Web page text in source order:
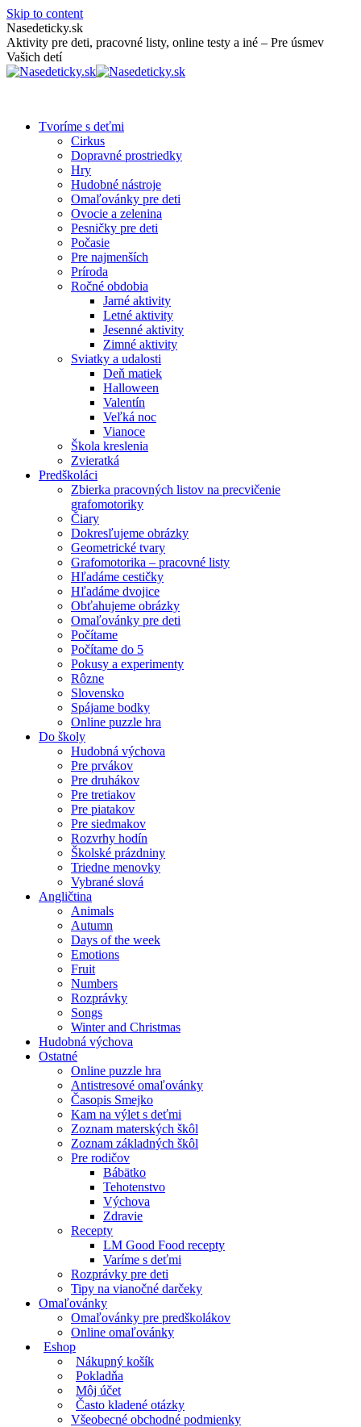
Skip to content
Nasedeticky.sk
Aktivity pre deti, pracovné listy, online testy a iné – Pre úsmev
Vašich detí
Tvoríme s deťmi
Cirkus
Dopravné prostriedky
Hry
Hudobné nástroje
Omaľovánky pre deti
Ovocie a zelenina
Pesničky pre deti
Počasie
Pre najmenších
Príroda
Ročné obdobia
Jarné aktivity
Letné aktivity
Jesenné aktivity
Zimné aktivity
Sviatky a udalosti
Deň matiek
Halloween
Valentín
Veľká noc
Vianoce
Škola kreslenia
Zvieratká
Predškoláci
Zbierka pracovných listov na precvičenie
grafomotoriky
Čiary
Dokresľujeme obrázky
Geometrické tvary
Grafomotorika – pracovné listy
Hľadáme cestičky
Hľadáme dvojice
Obťahujeme obrázky
Omaľovánky pre deti
Počítame
Počítame do 5
Pokusy a experimenty
Rôzne
Slovensko
Spájame bodky
Online puzzle hra
Do školy
Hudobná výchova
Pre prvákov
Pre druhákov
Pre tretiakov
Pre piatakov
Pre siedmakov
Rozvrhy hodín
Školské prázdniny
Triedne menovky
Vybrané slová
Angličtina
Animals
Autumn
Days of the week
Emotions
Fruit
Numbers
Rozprávky
Songs
Winter and Christmas
Hudobná výchova
Ostatné
Online puzzle hra
Antistresové omaľovánky
Časopis Smejko
Kam na výlet s deťmi
Zoznam materských škôl
Zoznam základných škôl
Pre rodičov
Bábätko
Tehotenstvo
Výchova
Zdravie
Recepty
LM Good Food recepty
Varíme s deťmi
Rozprávky pre deti
Tipy na vianočné darčeky
Omaľovánky
Omaľovánky pre predškolákov
Online omaľovánky
Eshop
Nákupný košík
Pokladňa
Môj účet
Často kladené otázky
Všeobecné obchodné podmienky